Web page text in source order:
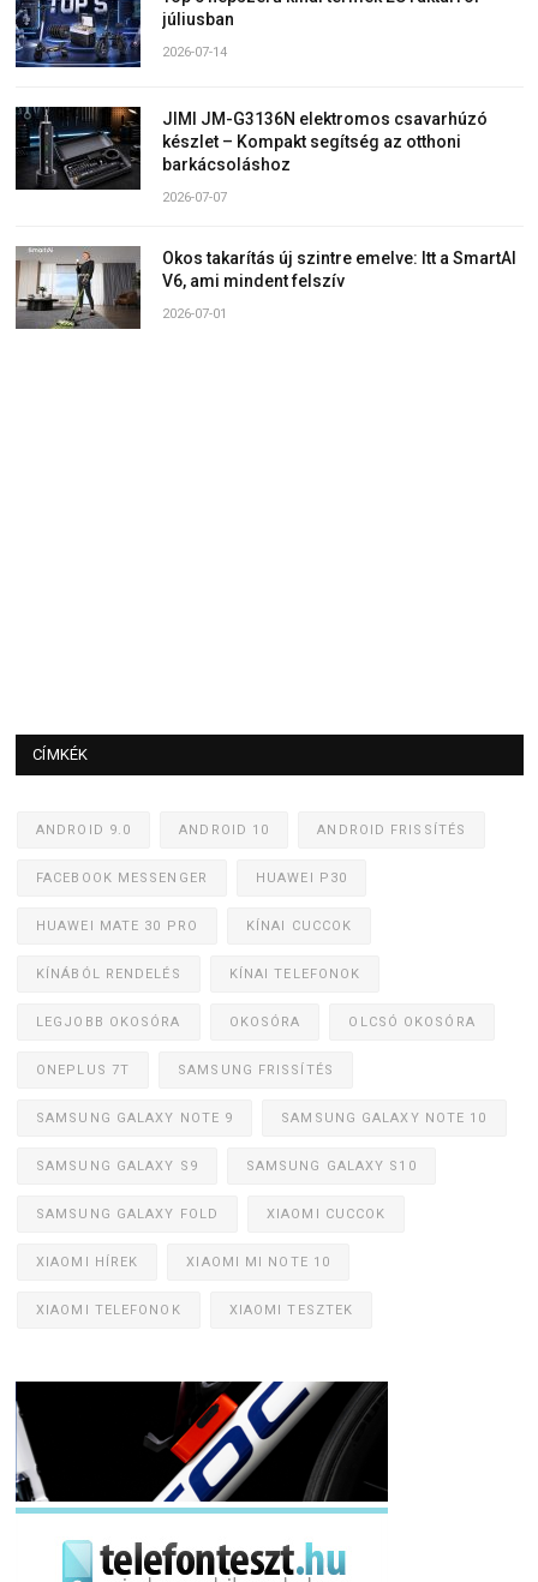
júliusban
2026-07-14
JIMI JM-G3136N elektromos csavarhúzó
készlet – Kompakt segítség az otthoni
barkácsoláshoz
2026-07-07
Okos takarítás új szintre emelve: Itt a SmartAI
V6, ami mindent felszív
2026-07-01
CÍMKÉK
ANDROID 9.0 ANDROID 10 ANDROID FRISSÍTÉS
FACEBOOK MESSENGER HUAWEI P30
HUAWEI MATE 30 PRO KÍNAI CUCCOK
KÍNÁBÓL RENDELÉS KÍNAI TELEFONOK
LEGJOBB OKOSÓRA OKOSÓRA OLCSÓ OKOSÓRA
ONEPLUS 7T SAMSUNG FRISSÍTÉS
SAMSUNG GALAXY NOTE 9 SAMSUNG GALAXY NOTE 10
SAMSUNG GALAXY S9 SAMSUNG GALAXY S10
SAMSUNG GALAXY FOLD XIAOMI CUCCOK
XIAOMI HÍREK XIAOMI MI NOTE 10
XIAOMI TELEFONOK XIAOMI TESZTEK